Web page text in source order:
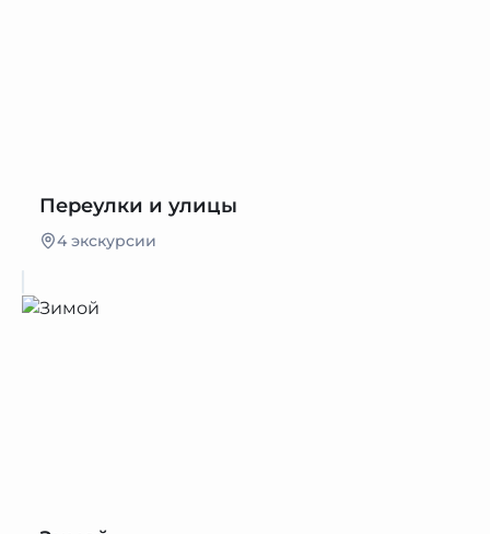
Переулки и улицы
4 экскурсии